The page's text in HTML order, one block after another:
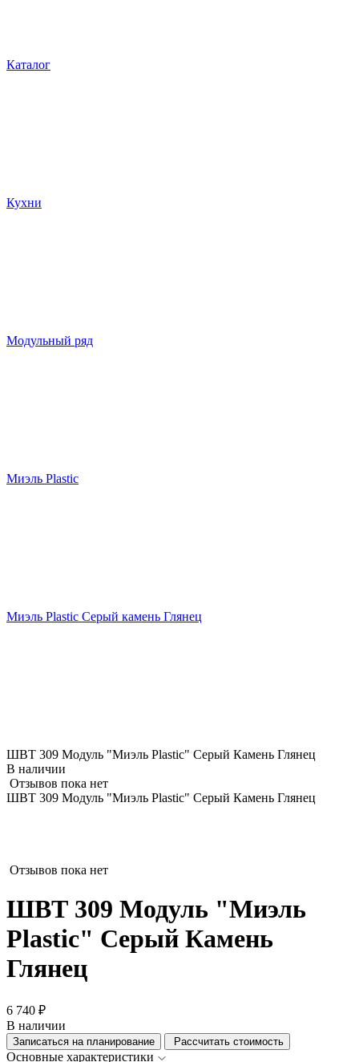
Каталог
Кухни
Модульный ряд
Миэль Plastic
Миэль Plastic Серый камень Глянец
ШВТ 309 Модуль "Миэль Plastic" Серый Камень Глянец
В наличии
Отзывов пока нет
ШВТ 309 Модуль "Миэль Plastic" Серый Камень Глянец
Отзывов пока нет
ШВТ 309 Модуль "Миэль
Plastic" Серый Камень
Глянец
6 740 ₽
В наличии
Записаться на планирование Рассчитать стоимость
Основные характеристики